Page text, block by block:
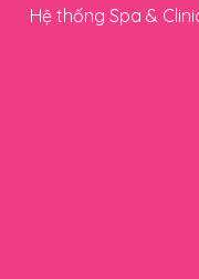
Hệ thống Spa &